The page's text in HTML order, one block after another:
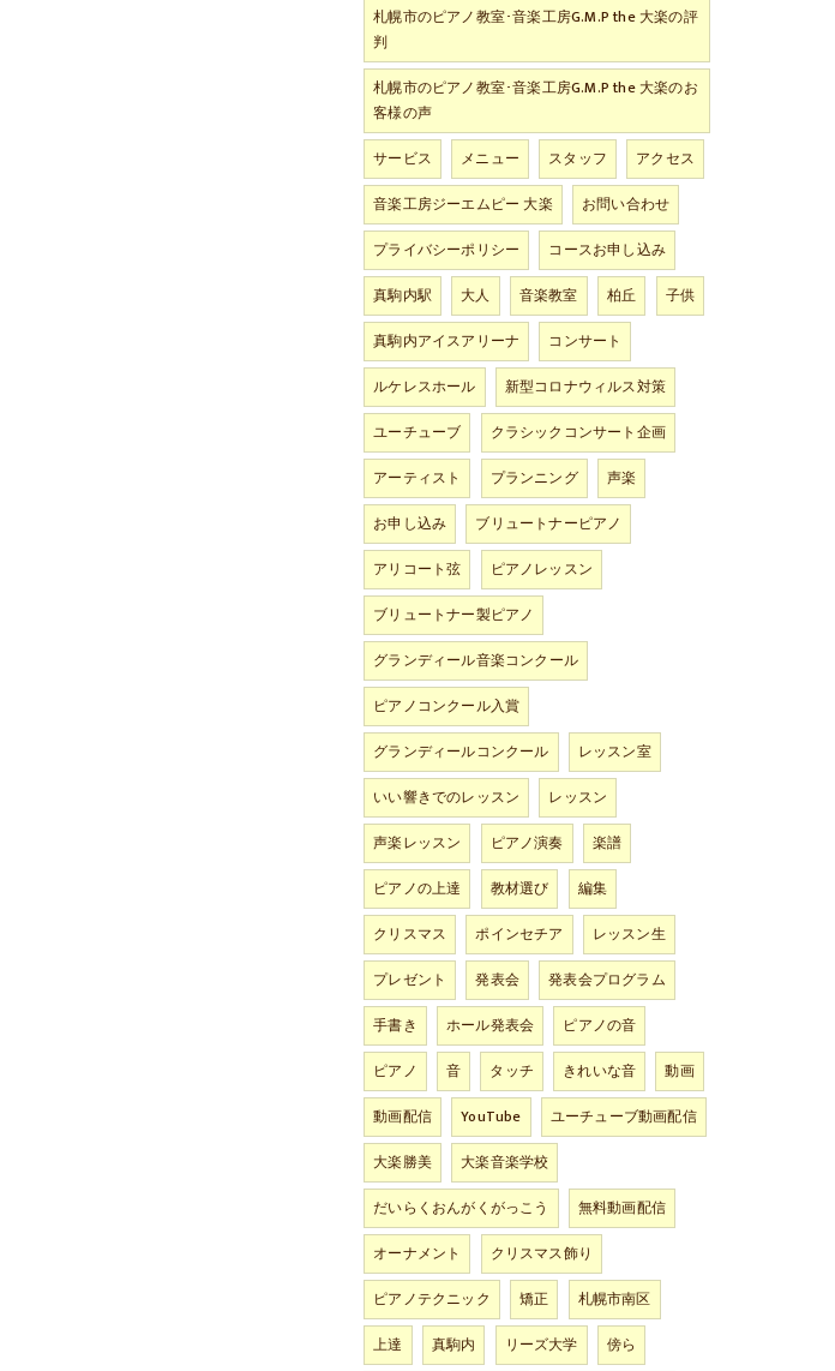
札幌市のピアノ教室･音楽工房G.M.P the 大楽の評
判
札幌市のピアノ教室･音楽工房G.M.P the 大楽のお
客様の声
サービス
メニュー スタッフ
アクセス
音楽工房ジーエムピー 大楽
お問い合わせ
プライバシーポリシー
コースお申し込み
真駒内駅
大人 音楽教室 柏丘
子供
真駒内アイスアリーナ
コンサート
ルケレスホール
新型コロナウィルス対策
ユーチューブ
クラシックコンサート企画
アーティスト
プランニング
声楽
お申し込み
ブリュートナーピアノ
アリコート弦
ピアノレッスン
ブリュートナー製ピアノ
グランディール音楽コンクール
ピアノコンクール入賞
グランディールコンクール
レッスン室
いい響きでのレッスン
レッスン
声楽レッスン
ピアノ演奏
楽譜
ピアノの上達
教材選び
編集
クリスマス
ポインセチア
レッスン生
プレゼント
発表会
発表会プログラム
手書き
ホール発表会
ピアノの音
ピアノ
音 タッチ きれいな音
動画
動画配信
YouTube
ユーチューブ動画配信
大楽勝美
大楽音楽学校
だいらくおんがくがっこう
無料動画配信
オーナメント
クリスマス飾り
ピアノテクニック
矯正
札幌市南区
上達
真駒内 リーズ大学
傍ら